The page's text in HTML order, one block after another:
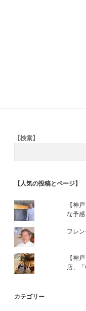
Sidebar
【検索】
【人気の投稿とページ】
【神
な予
フレ
【神
店、「
カテゴリー